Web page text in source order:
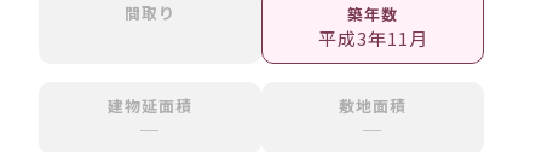
間取り 築年数
平成3年11月
建物延面積
─
敷地面積
─